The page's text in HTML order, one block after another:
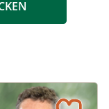
Interview mit
Michael Jungmeier